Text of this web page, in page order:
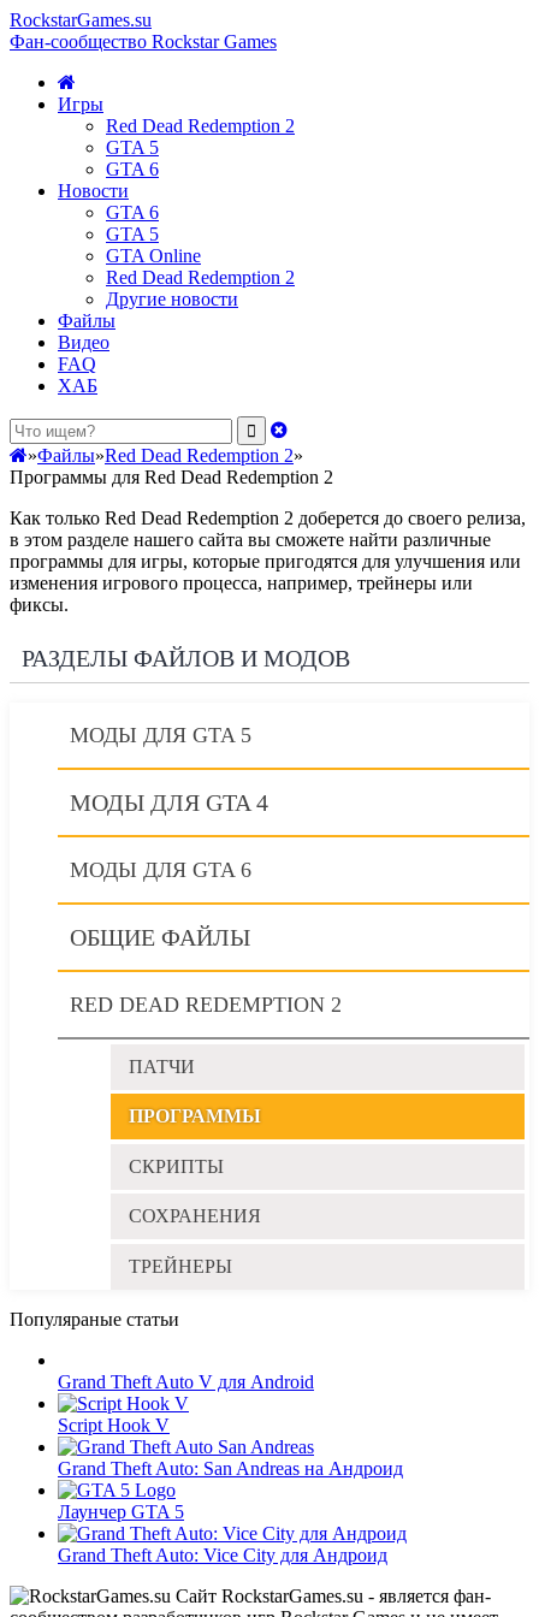
RockstarGames.su
Фан-сообщество Rockstar Games
Игры
Red Dead Redemption 2
GTA 5
GTA 6
Новости
GTA 6
GTA 5
GTA Online
Red Dead Redemption 2
Другие новости
Файлы
Видео
FAQ
ХАБ
»Файлы»Red Dead Redemption 2»
Программы для Red Dead Redemption 2
Как только Red Dead Redemption 2 доберется до своего релиза,
в этом разделе нашего сайта вы сможете найти различные
программы для игры, которые пригодятся для улучшения или
изменения игрового процесса, например, трейнеры или
фиксы.
РАЗДЕЛЫ ФАЙЛОВ И МОДОВ
МОДЫ ДЛЯ GTA 5
МОДЫ ДЛЯ GTA 4
МОДЫ ДЛЯ GTA 6
ОБЩИЕ ФАЙЛЫ
RED DEAD REDEMPTION 2
ПАТЧИ
ПРОГРАММЫ
СКРИПТЫ
СОХРАНЕНИЯ
ТРЕЙНЕРЫ
Популяраные статьи
Grand Theft Auto V для Android
Script Hook V
Grand Theft Auto: San Andreas на Андроид
Лаунчер GTA 5
Grand Theft Auto: Vice City для Aндроид
Сайт RockstarGames.su - является фан-